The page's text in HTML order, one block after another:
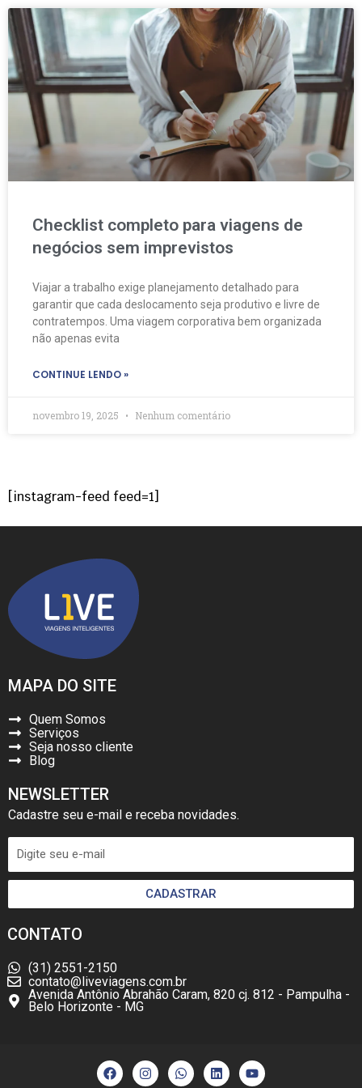
Checklist completo para viagens de
negócios sem imprevistos
Viajar a trabalho exige planejamento detalhado para
garantir que cada deslocamento seja produtivo e livre de
contratempos. Uma viagem corporativa bem organizada
não apenas evita
CONTINUE LENDO »
novembro 19, 2025 Nenhum comentário
[instagram-feed feed=1]
MAPA DO SITE
Quem Somos
Serviços
Seja nosso cliente
Blog
NEWSLETTER
Cadastre seu e-mail e receba novidades.
CADASTRAR
CONTATO
(31) 2551-2150
contato@liveviagens.com.br
Avenida Antônio Abrahão Caram, 820 cj. 812 - Pampulha -
Belo Horizonte - MG
F
a
c
I
n
s
W
h
a
L
i
n
Y
o
u